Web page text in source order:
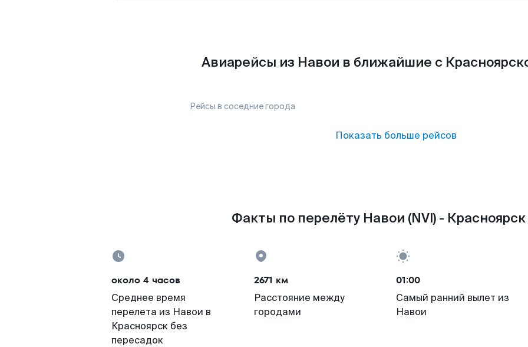
Авиарейсы из Навои в ближайшие с
Рейсы в соседние города
Показать больше рейсов
Факты по перелёту Навои (NVI) - Красноярск
около 4 часов
Среднее время
перелета из Навои в
Красноярск без
пересадок
2671 км
Расстояние между
городами
01:00
Самый ранний вылет из
Навои